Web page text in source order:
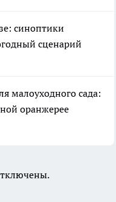
синоптики
сценарий
малоуходного сада:
оранжерее